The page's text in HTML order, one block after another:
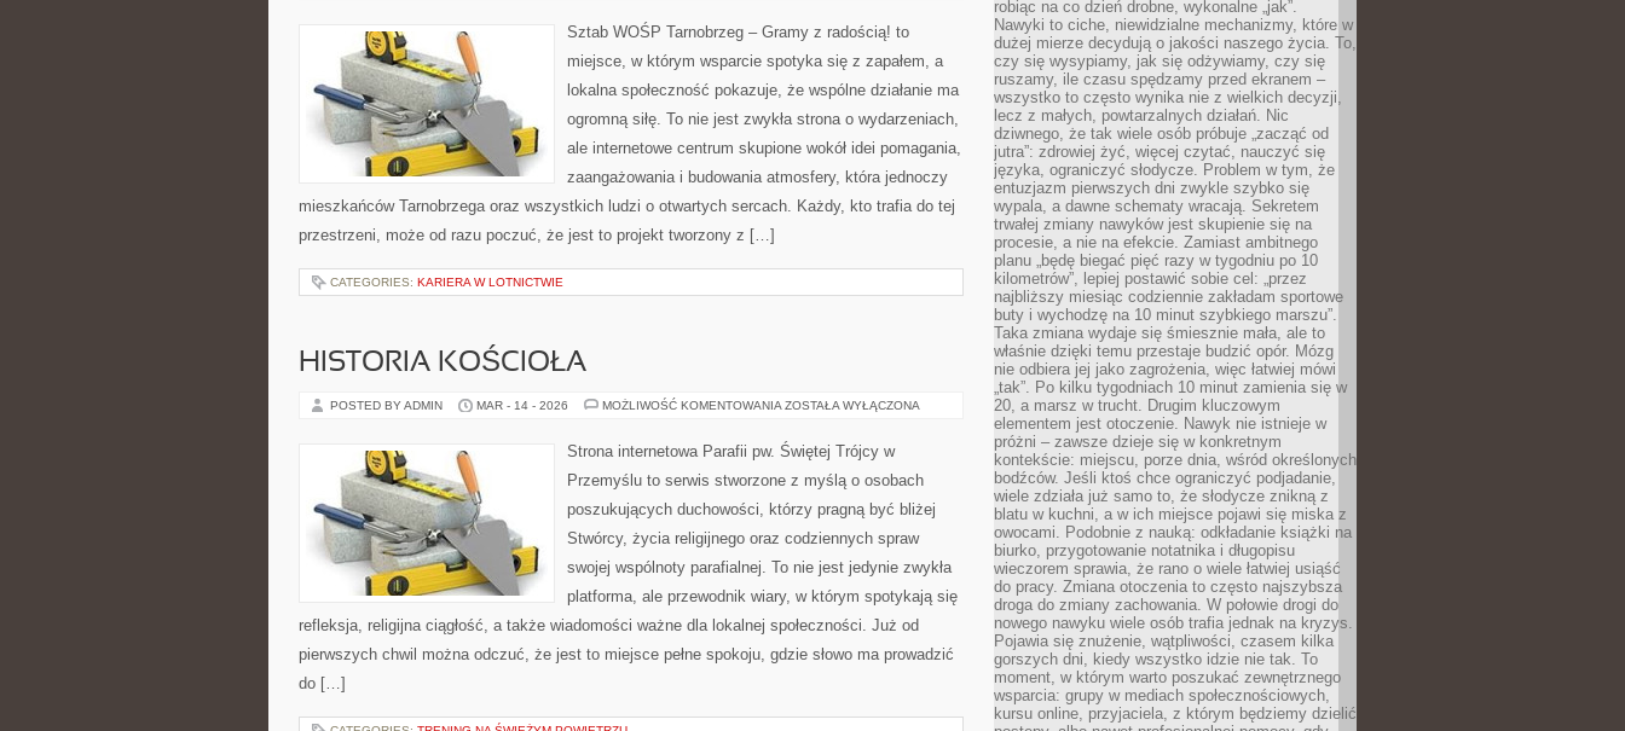
NIEPEŁNOSPRAWNOŚCIAMI
Sztab WOŚP Tarnobrzeg – Gramy z radością! to
miejsce, w którym wsparcie spotyka się z zapałem, a
lokalna społeczność pokazuje, że wspólne działanie ma
ogromną siłę. To nie jest zwykła strona o wydarzeniach,
ale internetowe centrum skupione wokół idei pomagania,
zaangażowania i budowania atmosfery, która jednoczy
mieszkańców Tarnobrzega oraz wszystkich ludzi o otwartych sercach. Każdy, kto trafia do tej
przestrzeni, może od razu poczuć, że jest to projekt tworzony z […]
CATEGORIES: KARIERA W LOTNICTWIE
HISTORIA KOŚCIOŁA
POSTED BY ADMIN MAR - 14 - 2026 MOŻLIWOŚĆ KOMENTOWANIA HISTORIA
ZOSTAŁA WYŁĄCZONA
Strona internetowa Parafii pw. Świętej Trójcy w
Przemyślu to serwis stworzone z myślą o osobach
poszukujących duchowości, którzy pragną być bliżej
Stwórcy, życia religijnego oraz codziennych spraw
swojej wspólnoty parafialnej. To nie jest jedynie zwykła
platforma, ale przewodnik wiary, w którym spotykają się
refleksja, religijna ciągłość, a także wiadomości ważne dla lokalnej społeczności. Już od
pierwszych chwil można odczuć, że jest to miejsce pełne spokoju, gdzie słowo ma prowadzić
do […]
robiąc na co dzień drobne, wykonalne „jak”.
Nawyki to ciche, niewidzialne mechanizmy, które w
dużej mierze decydują o jakości naszego życia. To,
czy się wysypiamy, jak się odżywiamy, czy się
ruszamy, ile czasu spędzamy przed ekranem –
wszystko to często wynika nie z wielkich decyzji,
lecz z małych, powtarzalnych działań. Nic
dziwnego, że tak wiele osób próbuje „zacząć od
jutra”: zdrowiej żyć, więcej czytać, nauczyć się
języka, ograniczyć słodycze. Problem w tym, że
entuzjazm pierwszych dni zwykle szybko się
wypala, a dawne schematy wracają. Sekretem
trwałej zmiany nawyków jest skupienie się na
procesie, a nie na efekcie. Zamiast ambitnego
planu „będę biegać pięć razy w tygodniu po 10
kilometrów”, lepiej postawić sobie cel: „przez
najbliższy miesiąc codziennie zakładam sportowe
buty i wychodzę na 10 minut szybkiego marszu”.
Taka zmiana wydaje się śmiesznie mała, ale to
właśnie dzięki temu przestaje budzić opór. Mózg
nie odbiera jej jako zagrożenia, więc łatwiej mówi
„tak”. Po kilku tygodniach 10 minut zamienia się w
20, a marsz w trucht. Drugim kluczowym
elementem jest otoczenie. Nawyk nie istnieje w
próżni – zawsze dzieje się w konkretnym
kontekście: miejscu, porze dnia, wśród określonych
bodźców. Jeśli ktoś chce ograniczyć podjadanie,
wiele zdziała już samo to, że słodycze znikną z
blatu w kuchni, a w ich miejsce pojawi się miska z
owocami. Podobnie z nauką: odkładanie książki na
biurko, przygotowanie notatnika i długopisu
wieczorem sprawia, że rano o wiele łatwiej usiąść
do pracy. Zmiana otoczenia to często najszybsza
droga do zmiany zachowania. W połowie drogi do
nowego nawyku wiele osób trafia jednak na kryzys.
Pojawia się znużenie, wątpliwości, czasem kilka
gorszych dni, kiedy wszystko idzie nie tak. To
moment, w którym warto poszukać zewnętrznego
wsparcia: grupy w mediach społecznościowych,
kursu online, przyjaciela, z którym będziemy dzielić